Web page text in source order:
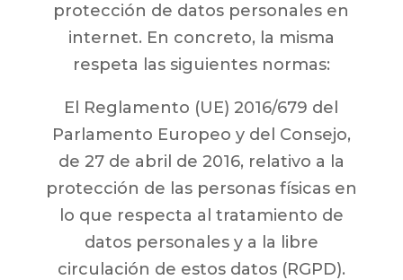
protección de datos personales en
internet. En concreto, la misma
respeta las siguientes normas:
El Reglamento (UE) 2016/679 del
Parlamento Europeo y del Consejo,
de 27 de abril de 2016, relativo a la
protección de las personas físicas en
lo que respecta al tratamiento de
datos personales y a la libre
circulación de estos datos (RGPD).